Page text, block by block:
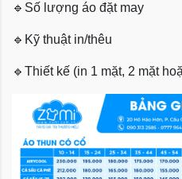
🔹 Số lượng áo đặt may
🔹 Kỹ thuật in/thêu
🔹 Thiết kế (in 1 mặt, 2 mặt